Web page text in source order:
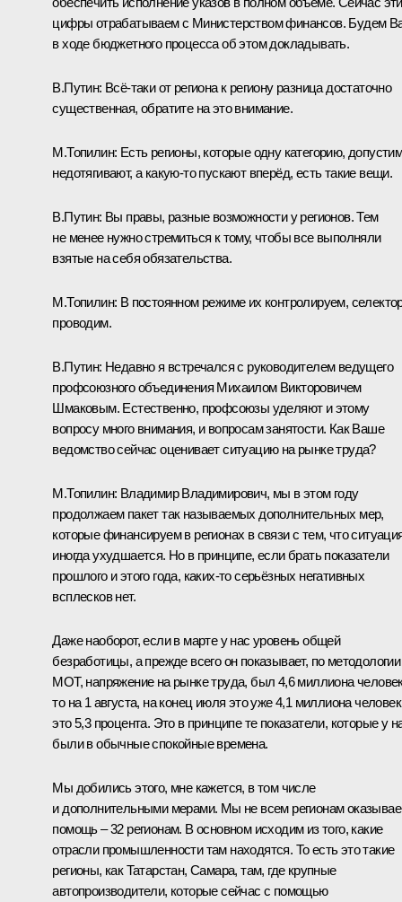
цифры отрабатываем с Министерством финансов. Будем
в ходе бюджетного процесса об этом докладывать.
В.Путин: Всё‑таки от региона к региону разница достаточно
существенная, обратите на это внимание.
М.Топилин: Есть регионы, которые одну категорию,
недотягивают, а какую‑то пускают вперёд, есть такие вещи.
В.Путин: Вы правы, разные возможности у регионов. Тем
не менее нужно стремиться к тому, чтобы все выполняли
взятые на себя обязательства.
М.Топилин: В постоянном режиме их контролируем,
проводим.
В.Путин: Недавно я встречался с руководителем ведущего
профсоюзного объединения Михаилом Викторовичем
Шмаковым. Естественно, профсоюзы уделяют и этому
вопросу много внимания, и вопросам занятости. Как Ваше
ведомство сейчас оценивает ситуацию на рынке труда?
М.Топилин: Владимир Владимирович, мы в этом году
продолжаем пакет так называемых дополнительных мер,
которые финансируем в регионах в связи с тем, что
иногда ухудшается. Но в принципе, если брать показатели
прошлого и этого года, каких‑то серьёзных негативных
всплесков нет.
Даже наоборот, если в марте у нас уровень общей
безработицы, а прежде всего он показывает, по методологии
МОТ, напряжение на рынке труда, был 4,6 миллиона
то на 1 августа, на конец июля это уже 4,1 миллиона
это 5,3 процента. Это в принципе те показатели, которые у
были в обычные спокойные времена.
Мы добились этого, мне кажется, в том числе
и дополнительными мерами. Мы не всем регионам
помощь – 32 регионам. В основном исходим из того, какие
отрасли промышленности там находятся. То есть это такие
регионы, как Татарстан, Самара, там, где крупные
автопроизводители, которые сейчас с помощью